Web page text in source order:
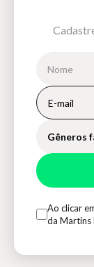
Gêneros
Ao clicar
da Martins